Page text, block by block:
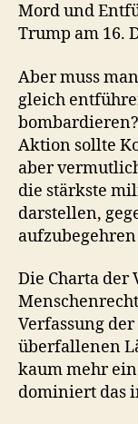
Mord und
Trump am 16.
Aber muss
gleich
Aktion sollte
aber
die stärkste
darstellen,
Die Charta der
Verfassung
überfallenen
kaum mehr
dominiert das